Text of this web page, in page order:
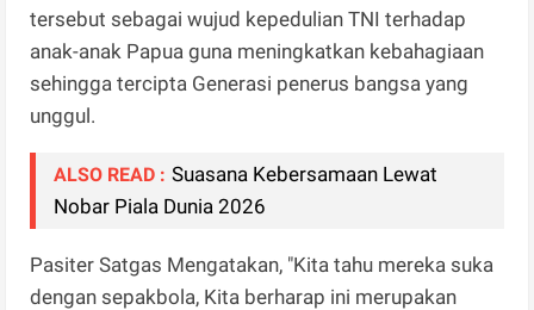
tersebut sebagai wujud kepedulian TNI terhadap
anak-anak Papua guna meningkatkan kebahagiaan
sehingga tercipta Generasi penerus bangsa yang
unggul.
ALSO READ : Suasana Kebersamaan Lewat
Nobar Piala Dunia 2026
Pasiter Satgas Mengatakan, "Kita tahu mereka suka
dengan sepakbola, Kita berharap ini merupakan